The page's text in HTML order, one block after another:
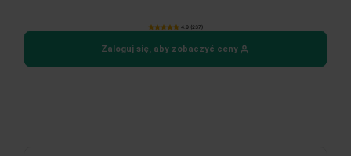
4.9 (237)
Zaloguj się, aby zobaczyć ceny